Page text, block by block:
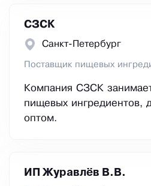
СЗСК
Санкт-Петербург
Поставщик пищевых
Компания СЗСК
пищевых ингредиентов,
оптом.
ИП Журавлёв В.В.